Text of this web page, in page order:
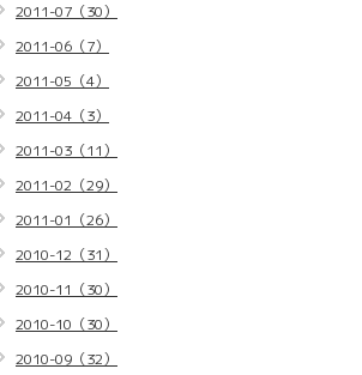
2011-07（30）
2011-06（7）
2011-05（4）
2011-04（3）
2011-03（11）
2011-02（29）
2011-01（26）
2010-12（31）
2010-11（30）
2010-10（30）
2010-09（32）